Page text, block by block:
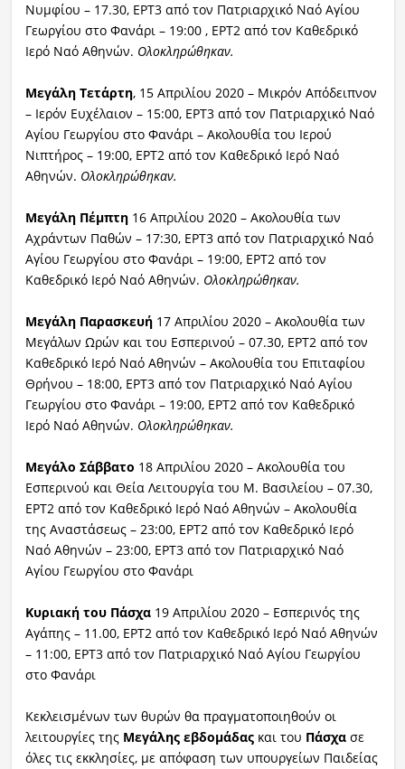
Νυμφίου – 17.30, ΕΡΤ3 από τον Πατριαρχικό Ναό Αγίου
Γεωργίου στο Φανάρι – 19:00 , ΕΡΤ2 από τον Καθεδρικό
Ιερό Ναό Αθηνών. Ολοκληρώθηκαν.
Μεγάλη Τετάρτη, 15 Απριλίου 2020 – Μικρόν Απόδειπνον
– Ιερόν Ευχέλαιον – 15:00, ΕΡΤ3 από τον Πατριαρχικό Ναό
Αγίου Γεωργίου στο Φανάρι – Ακολουθία του Ιερού
Νιπτήρος – 19:00, ΕΡΤ2 από τον Καθεδρικό Ιερό Ναό
Αθηνών. Ολοκληρώθηκαν.
Μεγάλη Πέμπτη16 Απριλίου 2020 – Ακολουθία των
Αχράντων Παθών – 17:30, ΕΡΤ3 από τον Πατριαρχικό Ναό
Αγίου Γεωργίου στο Φανάρι – 19:00, ΕΡΤ2 από τον
Καθεδρικό Ιερό Ναό Αθηνών. Ολοκληρώθηκαν.
Μεγάλη Παρασκευή17 Απριλίου 2020 – Ακολουθία των
Μεγάλων Ωρών και του Εσπερινού – 07.30, ΕΡΤ2 από τον
Καθεδρικό Ιερό Ναό Αθηνών – Ακολουθία του Επιταφίου
Θρήνου – 18:00, ΕΡΤ3 από τον Πατριαρχικό Ναό Αγίου
Γεωργίου στο Φανάρι – 19:00, ΕΡΤ2 από τον Καθεδρικό
Ιερό Ναό Αθηνών. Ολοκληρώθηκαν.
Μεγάλο Σάββατο 18 Απριλίου 2020 – Ακολουθία του
Εσπερινού και Θεία Λειτουργία του Μ. Βασιλείου – 07.30,
ΕΡΤ2 από τον Καθεδρικό Ιερό Ναό Αθηνών – Ακολουθία
της Αναστάσεως – 23:00, ΕΡΤ2 από τον Καθεδρικό Ιερό
Ναό Αθηνών – 23:00, ΕΡΤ3 από τον Πατριαρχικό Ναό
Αγίου Γεωργίου στο Φανάρι
Κυριακή του Πάσχα19 Απριλίου 2020 – Εσπερινός της
Αγάπης – 11.00, ΕΡΤ2 από τον Καθεδρικό Ιερό Ναό Αθηνών
– 11:00, ΕΡΤ3 από τον Πατριαρχικό Ναό Αγίου Γεωργίου
στο Φανάρι
Κεκλεισμένων των θυρών θα πραγματοποιηθούν οι
λειτουργίες της Μεγάλης εβδομάδαςκαι του Πάσχασε
όλες τις εκκλησίες, με απόφαση των υπουργείων Παιδείας